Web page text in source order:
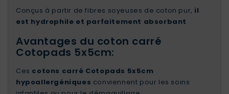
Conçus à partir de fibres soyeuses de coton pur, il
est hydrophile et parfaitement absorbant
Avantages du coton carré
Cotopads 5x5cm:
Ces cotons carré Cotopads 5x5cm
hypoallergéniques conviennent pour les soins